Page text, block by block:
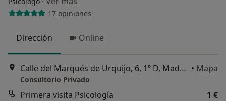
17 opiniones
Dirección Online
Calle del Marqués de Urquijo, 6, 1º D, Madrid • Mapa
Consultorio Privado
Primera visita Psicología
1 €